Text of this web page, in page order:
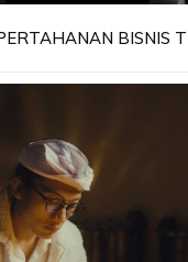
BISNIS